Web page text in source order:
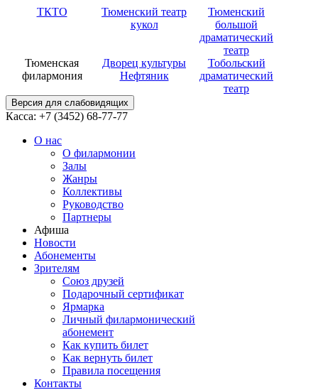
ТКТО
Тюменский театр
кукол
Тюменский
большой
драматический
театр
Тюменская
филармония
Дворец культуры
Нефтяник
Тобольский
драматический
театр
Версия для слабовидящих
Касса: +7 (3452) 68-77-77
О нас
О филармонии
Залы
Жанры
Коллективы
Руководство
Партнеры
Афиша
Новости
Абонементы
Зрителям
Союз друзей
Подарочный сертификат
Ярмарка
Личный филармонический
абонемент
Как купить билет
Как вернуть билет
Правила посещения
Контакты